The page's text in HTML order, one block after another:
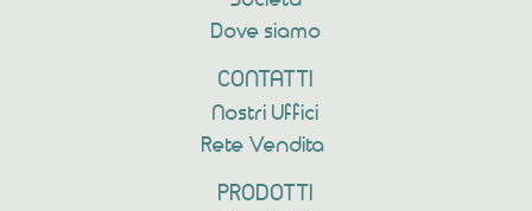
Dove siamo
CONTATTI
Nostri Uffici
Rete Vendita
PRODOTTI